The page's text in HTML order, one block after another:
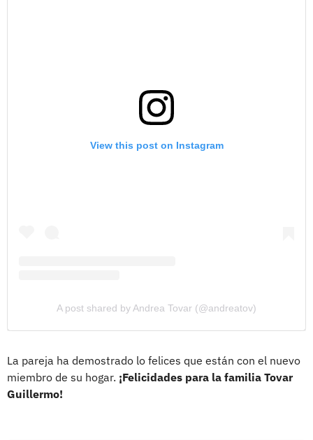
View this post on Instagram
A post shared by Andrea Tovar (@andreatov)
La pareja ha demostrado lo felices que están con el nuevo
miembro de su hogar. ¡Felicidades para la familia Tovar
Guillermo!